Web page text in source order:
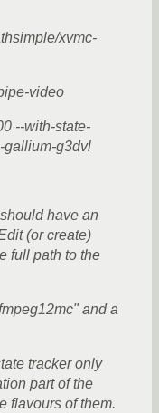
xvmc-
video
--with-state-
gallium-g3dvl
have an
(or create)
full path to the
and a
tracker only
part of the
flavours of them.